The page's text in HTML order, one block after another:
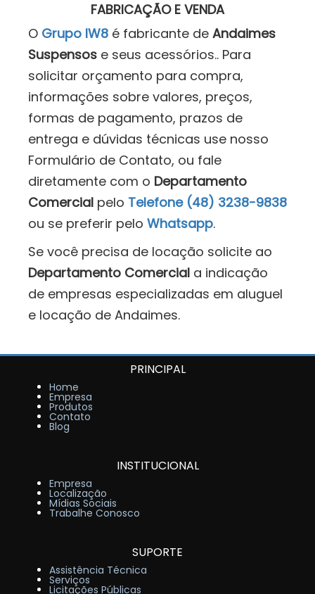
FABRICAÇÃO E VENDA
O Grupo IW8 é fabricante de Andaimes
Suspensos e seus acessórios.. Para
solicitar orçamento para compra,
informações sobre valores, preços,
formas de pagamento, prazos de
entrega e dúvidas técnicas use nosso
Formulário de Contato, ou fale
diretamente com o Departamento
Comercial pelo Telefone (48) 3238-9838
ou se preferir pelo Whatsapp.
Se você precisa de locação solicite ao
Departamento Comercial a indicação
de empresas especializadas em aluguel
e locação de Andaimes.
PRINCIPAL
Home
Empresa
Produtos
Contato
Blog
INSTITUCIONAL
Empresa
Localização
Mídias Sociais
Trabalhe Conosco
SUPORTE
Assistência Técnica
Serviços
Licitações Públicas